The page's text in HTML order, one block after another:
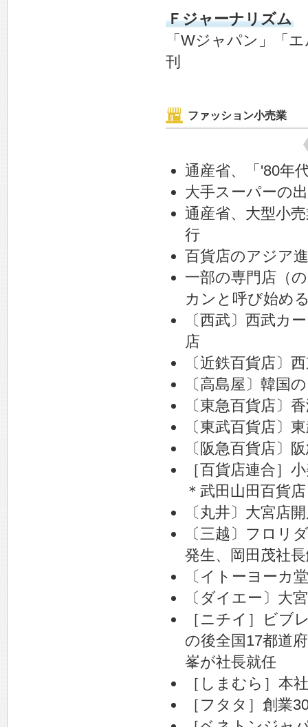
Ｆジャーナリズム
「Wジャパン」「
刊
ファッション小売業
通産省、「'80年
大手スーパーの
通産省、大型小
行
百貨店のアジア
一部の専門店（
カンと呼び始め
〔西武〕西武カ
店
〔近鉄百貨店〕
〔高島屋〕韓国
〔東急百貨店〕
〔東武百貨店〕
〔阪急百貨店〕
［百貨店連合］
＊武田山田百貨
〔丸井〕大宮店
〔三越〕フロリ
発生、岡田茂社
〔イトーヨーカ
〔ダイエー〕大
［ニチイ］ビブ
の後全国17都道
峯が社長就任
［しまむら］本
［フタタ］創業